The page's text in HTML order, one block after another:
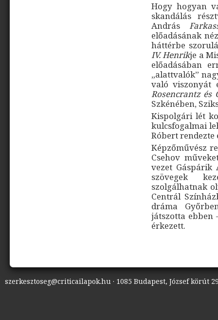
Hogy hogyan
skandálás
András
előadásának
háttérbe
IV. Henrikje a
előadásában
„alattvalók”
való viszonyát
Rosencrantz és
Szkénében,
Kispolgári lét
kulcsfogalmai
Róbert
Képzőművész
Csehov
vezet Gáspárik
szövegek
szolgálhatnak
Centrál
dráma
játszotta ebben
érkezett.
szerkesztoseg@criticailapok.hu · 1085 Budapest, József körút